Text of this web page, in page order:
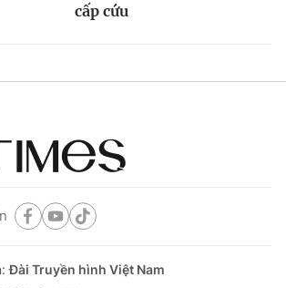
cấp cứu
Đài Truyền hình Việt Nam